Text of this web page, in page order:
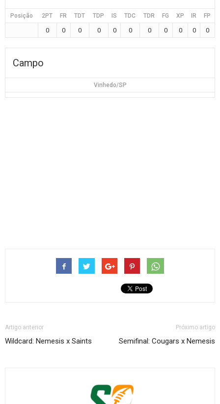
Posição 2PT FR TDT TDP IS TDC TDR FG XP IR FP
0 0 0 0 0 0 0 0 0 0 0
Campo
Vinhedo/SP
Artigo anterior
Wildcard: Nemesis x Saints
Próximo artigo
Semifinal: Cougars x Nemesis